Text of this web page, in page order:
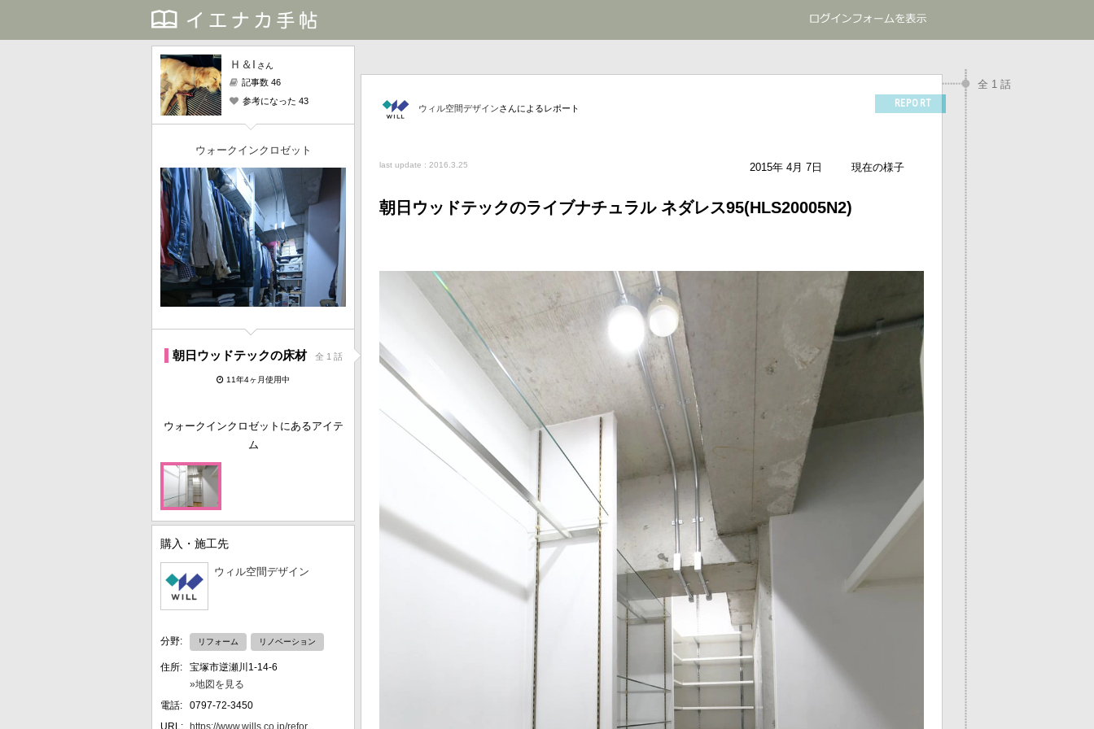
Ｈ＆I さん
記事数 46
参考になった 43
ウォークインクロゼット
朝日ウッドテックの床材 全 1 話
11年4ヶ月使用中
ウォークインクロゼットにあるアイテ
ム
購入・施工先
ウィル空間デザイン
分野: リフォーム リノベーション
住所:
宝塚市逆瀬川1-14-6
»地図を見る
電話:
0797-72-3450
URL:
https://www.wills.co.jp/refor...
全 1 話
ウィル空間デザインさんによるレポート REPORT
last update : 2016.3.25 2015年 4月 7日 現在の様子
朝日ウッドテックのライブナチュラル ネダレス95(HLS20005N2)